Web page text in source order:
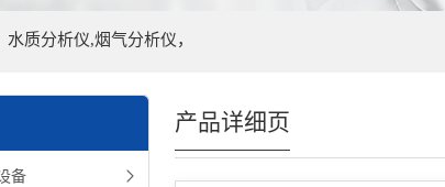
质分析仪,烟气分析仪，
备
产品详细页